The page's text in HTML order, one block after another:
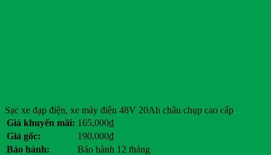
Sạc xe đạp điện, xe máy điện 48V 20Ah chân chụp cao cấp
Giá khuyến mãi: 165,000₫
Giá gốc:
190,000₫
Bảo hành:
Bảo hành 12 tháng